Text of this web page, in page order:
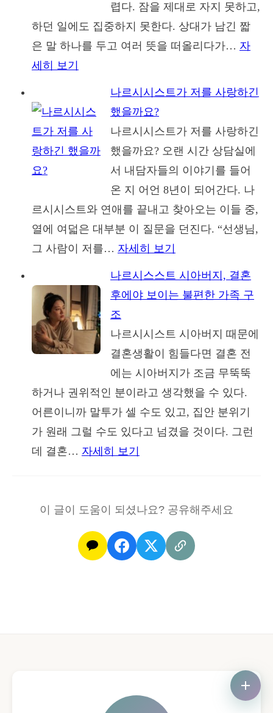
항
소
역
6
년
로…
대
법
으
로
렵다. 잠을 제대로 자지 못하고,
하던 일에도 집중하지 못한다. 상대가 남긴 짧
은 말 하나를 두고 여러 뜻을 떠올리다가… 자
세히 보기
회
상
담
내
담
해
력
험
할
까
나르시시스트가 저를 사랑하긴
했을까요?
나르시시스트가 저를 사랑하긴
했을까요? 오랜 시간 상담실에
서 내담자들의 이야기를 들어
온 지 어언 8년이 되어간다. 나
르시시스트와 연애를 끝내고 찾아오는 이들 중,
열에 여덟은 대부분 이 질문을 던진다. “선생님,
그 사람이 저를… 자세히 보기
나
르
시
스
트
가
를
긴
을
까
나르시스스트 시아버지, 결혼
후에야 보이는 불편한 가족 구
조
나르시시스트 시아버지 때문에
결혼생활이 힘들다면 결혼 전
에는 시아버지가 조금 무뚝뚝
하거나 권위적인 분이라고 생각했을 수 있다.
어른이니까 말투가 셀 수도 있고, 집안 분위기
가 원래 그럴 수도 있다고 넘겼을 것이다. 그런
데 결혼… 자세히 보기
시
스
스
이 글이 도움이 되셨나요? 공유해주세요